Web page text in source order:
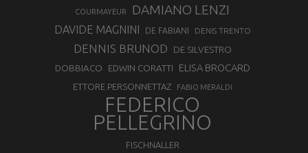
COURMAYEUR DAMIANO LENZI
DAVIDE MAGNINI DE FABIANI DENIS TRENTO
DENNIS BRUNOD DE SILVESTRO
DOBBIACO EDWIN CORATTI ELISA BROCARD
ETTORE PERSONNETTAZ FABIO MERALDI
FEDERICO
PELLEGRINO
FISCHNALLER